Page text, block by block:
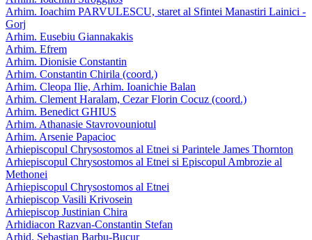
Arhim. Ioachim PARVULESCU, staret al Sfintei Manastiri Lainici -
Gorj
Arhim. Eusebiu Giannakakis
Arhim. Efrem
Arhim. Dionisie Constantin
Arhim. Constantin Chirila (coord.)
Arhim. Cleopa Ilie, Arhim. Ioanichie Balan
Arhim. Clement Haralam, Cezar Florin Cocuz (coord.)
Arhim. Benedict GHIUS
Arhim. Athanasie Stavrovouniotul
Arhim. Arsenie Papacioc
Arhiepiscopul Chrysostomos al Etnei si Parintele James Thornton
Arhiepiscopul Chrysostomos al Etnei si Episcopul Ambrozie al
Methonei
Arhiepiscopul Chrysostomos al Etnei
Arhiepiscop Vasili Krivosein
Arhiepiscop Justinian Chira
Arhidiacon Razvan-Constantin Stefan
Arhid. Sebastian Barbu-Bucur